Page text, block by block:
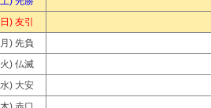
) 友引
) 先負
) 仏滅
) 大安